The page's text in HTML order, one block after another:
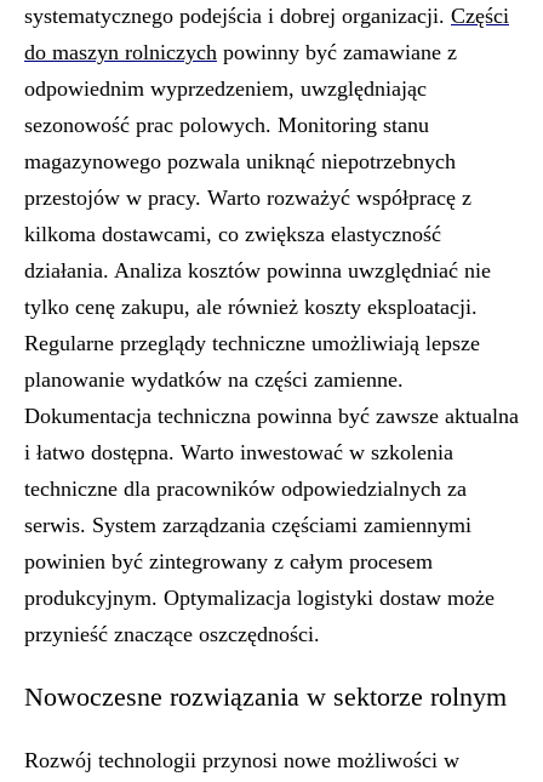
systematycznego podejścia i dobrej organizacji. Części
do maszyn rolniczych powinny być zamawiane z
odpowiednim wyprzedzeniem, uwzględniając
sezonowość prac polowych. Monitoring stanu
magazynowego pozwala uniknąć niepotrzebnych
przestojów w pracy. Warto rozważyć współpracę z
kilkoma dostawcami, co zwiększa elastyczność
działania. Analiza kosztów powinna uwzględniać nie
tylko cenę zakupu, ale również koszty eksploatacji.
Regularne przeglądy techniczne umożliwiają lepsze
planowanie wydatków na części zamienne.
Dokumentacja techniczna powinna być zawsze aktualna
i łatwo dostępna. Warto inwestować w szkolenia
techniczne dla pracowników odpowiedzialnych za
serwis. System zarządzania częściami zamiennymi
powinien być zintegrowany z całym procesem
produkcyjnym. Optymalizacja logistyki dostaw może
przynieść znaczące oszczędności.
Nowoczesne rozwiązania w sektorze rolnym
Rozwój technologii przynosi nowe możliwości w